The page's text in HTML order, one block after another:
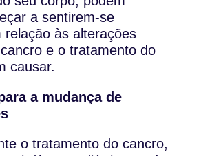
a sentirem-se
relação às alterações
e o tratamento do
causar.
a mudança de
o tratamento do cancro,